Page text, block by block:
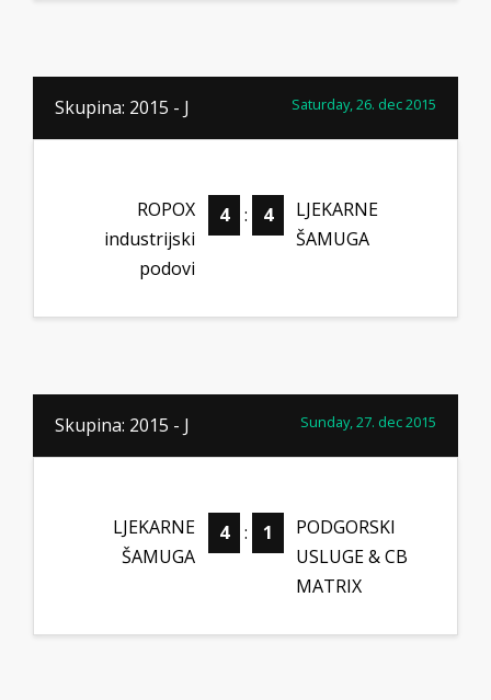
Skupina: 2015 - J Saturday, 26. dec 2015
ROPOX
industrijski
podovi
4 : 4
LJEKARNE
ŠAMUGA
Skupina: 2015 - J Sunday, 27. dec 2015
LJEKARNE
ŠAMUGA
4 : 1
PODGORSKI
USLUGE & CB
MATRIX